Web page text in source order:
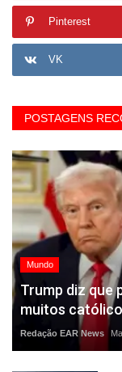
Pinterest
VK
POSTAGENS
Mundo
Trump diz que
muitos
Redação EAR News